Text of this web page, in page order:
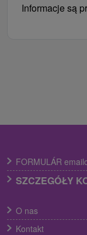
Informacje są
FORMULÁR
SZCZEGÓŁY
O nas
Kontakt